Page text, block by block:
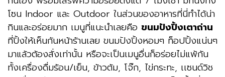
โซน Indoor และ Outdoor ในส่วนของอาหารที่นี่ทำได้น่า
กินและอร่อยมาก เมนูที่แนะนำเลยคือ ขนมปังปิ้งเตาถ่าน
ที่ปิ้งให้เห็นกันหน้าร้านเลย ขนมปังปิ้งหอมๆ ท็อปปิ้งแน่นๆ
มาแล้วต้องสั่งเท่านั้น หรือจะเป็นเมนูอื่นก็อร่อยไม่แพ้กัน
ทั้งเครื่องดื่มร้อน/เย็น, ข้าวต้ม, โจ๊ก, ไข่กระทะ, เเซนด์วิช